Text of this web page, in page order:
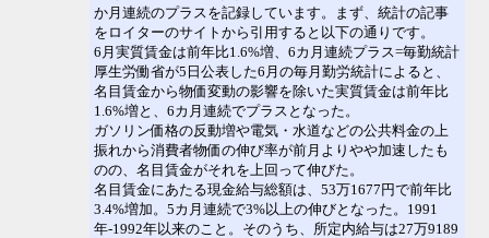
か月連続のプラスを記録しています。まず、統計の記事
をロイターのサイトから引用すると以下の通りです。
6月実質賃金は前年比1.6%増、6カ月連続プラス=毎勤統計
厚生労働省が5日公表した6月の毎月勤労統計によると、
名目賃金から物価変動の影響を除いた実質賃金は前年比
1.6%増と、6カ月連続でプラスとなった。
ガソリン価格の反動増や電気・水道などの公共料金の上
振れから消費者物価の伸び率が前月よりやや加速したも
のの、名目賃金がそれを上回って伸びた。
名目賃金にあたる現金給与総額は、53万1677円で前年比
3.4%増加。5カ月連続で3%以上の伸びとなった。1991
年-1992年以来のこと。そのうち、所定内給与は27万9189